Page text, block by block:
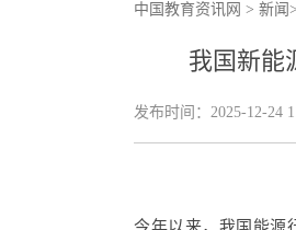
中国教育资讯网 > 新闻 >
我国新能
发布时间： 2025-12-24